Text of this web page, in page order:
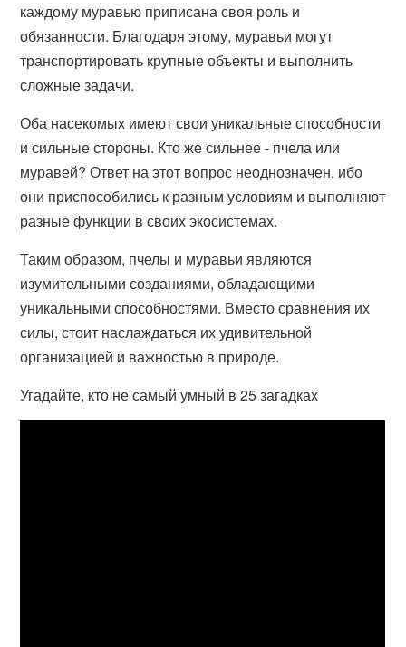
каждому муравью приписана своя роль и
обязанности. Благодаря этому, муравьи могут
транспортировать крупные объекты и выполнить
сложные задачи.
Оба насекомых имеют свои уникальные способности
и сильные стороны. Кто же сильнее - пчела или
муравей? Ответ на этот вопрос неоднозначен, ибо
они приспособились к разным условиям и выполняют
разные функции в своих экосистемах.
Таким образом, пчелы и муравьи являются
изумительными созданиями, обладающими
уникальными способностями. Вместо сравнения их
силы, стоит наслаждаться их удивительной
организацией и важностью в природе.
Угадайте, кто не самый умный в 25 загадках